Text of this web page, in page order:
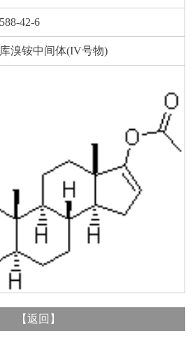
42-6
铵中间体(IV号物)
【返回 】